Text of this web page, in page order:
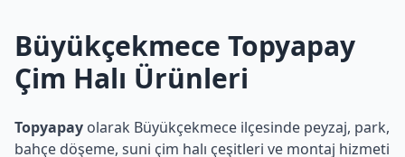
Büyükçekmece Topyapay
Çim Halı Ürünleri
Topyapay olarak Büyükçekmece ilçesinde peyzaj, park,
bahçe döşeme, suni çim halı çeşitleri ve montaj hizmeti